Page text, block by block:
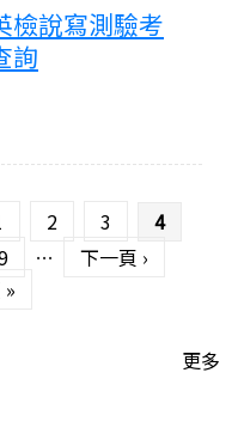
檢說寫測驗考
詢
2 3
4
…
下一頁 ›
更多